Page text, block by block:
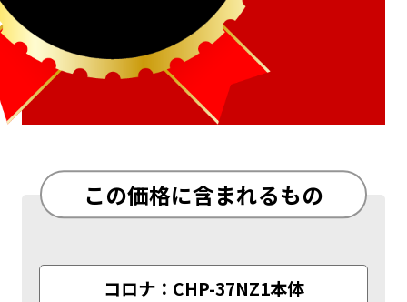
この価格に含まれるもの
コロナ：CHP-37NZ1本体